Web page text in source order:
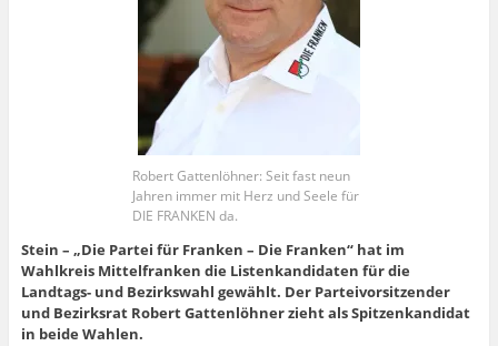
Robert Gattenlöhner: Seit fast neun
Jahren immer mit Herz und Seele für
DIE FRANKEN da.
Stein – „Die Partei für Franken – Die Franken“ hat im
Wahlkreis Mittelfranken die Listenkandidaten für die
Landtags- und Bezirkswahl gewählt. Der Parteivorsitzender
und Bezirksrat Robert Gattenlöhner zieht als Spitzenkandidat
in beide Wahlen.